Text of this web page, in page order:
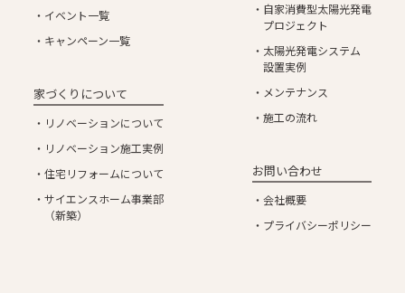
イベント一覧
キャンペーン一覧
家づくりについて
リノベーションについて
リノベーション施工実例
住宅リフォームについて
サイエンスホーム事業部
（新築）
自家消費型太陽光発電
プロジェクト
太陽光発電システム
設置実例
メンテナンス
施工の流れ
お問い合わせ
会社概要
プライバシーポリシー